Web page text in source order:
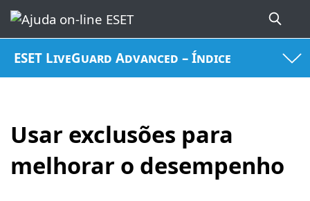
ESET LiveGuard Advanced – Índice
Usar exclusões para
melhorar o desempenho